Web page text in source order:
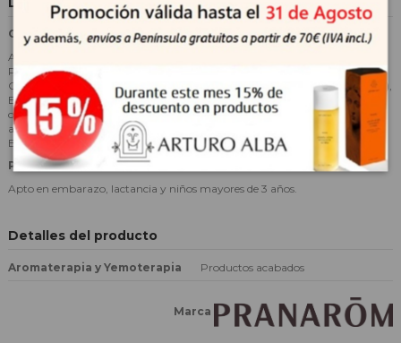
Descripción
Composición
Aqua, Hamamelis virginiana extract*, Sodium chloride, Sodium benzoate,
Potassium sorbate, Propolis extract*, Xanthan gum, Aceites essentiales:
Cinnamosma fragrans* (Mandravasarotra), Picea mariana* (Abeto negro),
Eucalyptus radiata* (Eucalipto radiata), Cistus ladaniferus* (Jara), Myrtus
communis* (Mirto QT cineol), Pelarggonium graveolens* (Geranio), lactic
acid. *Ingrediente procedente de la Agricultura Ecológica (Control Certisys
BE-BIO-01).
Precauciones
Apto en embarazo, lactancia y niños mayores de 3 años.
Detalles del producto
Aromaterapia y Yemoterapia Productos acabados
Marca